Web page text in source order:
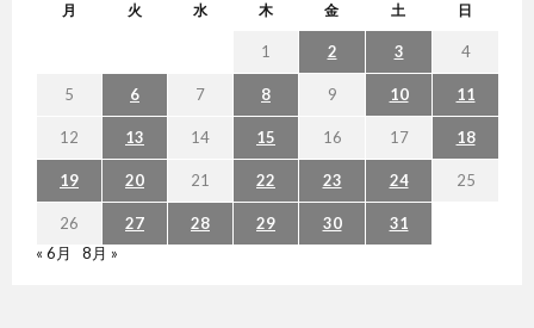
月 火 水 木 金 土 日
1 2 3 4
5 6 7 8 9 10 11
12 13 14 15 16 17 18
19 20 21 22 23 24 25
26 27 28 29 30
31
« 6月
8月 »